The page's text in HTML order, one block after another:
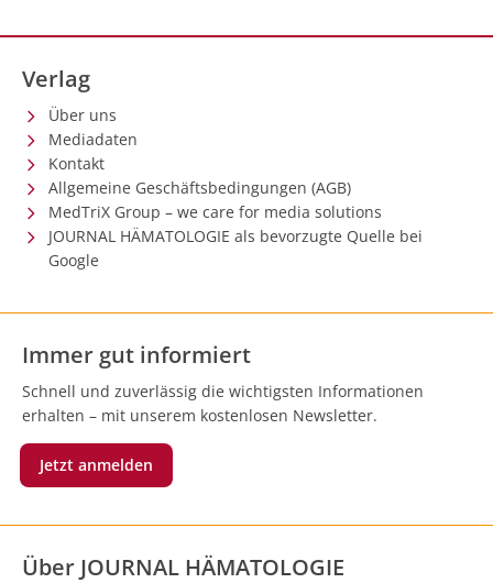
Verlag
Über uns
Mediadaten
Kontakt
Allgemeine Geschäftsbedingungen (AGB)
MedTriX Group – we care for media solutions
JOURNAL HÄMATOLOGIE als bevorzugte Quelle bei
Google
Immer gut informiert
Schnell und zuverlässig die wichtigsten Informationen
erhalten – mit unserem kostenlosen Newsletter.
Jetzt anmelden
Über JOURNAL HÄMATOLOGIE